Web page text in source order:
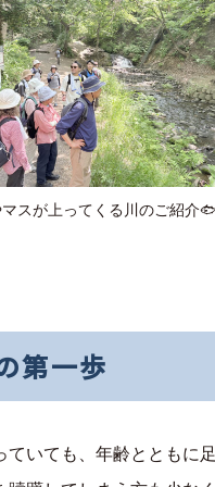
スが上ってくる川のご紹介
第一歩
ていても、年齢とともに